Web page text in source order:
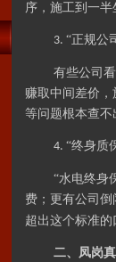
序，施工到一半
3. “正规公
有些公司
赚取中间差价
等问题根本查不
4. “终身质
“水电终身
费；更有公司
超出这个标准的
二、凤岗